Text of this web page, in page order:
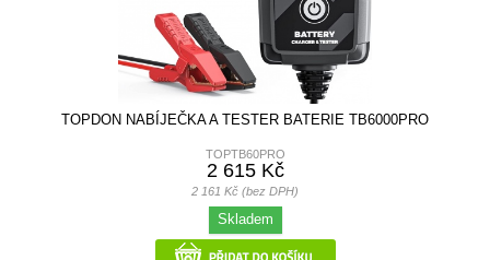
TOPDON NABÍJEČKA A TESTER BATERIE TB6000PRO
TOPTB60PRO
2 615 Kč
2 161 Kč (bez DPH)
Skladem